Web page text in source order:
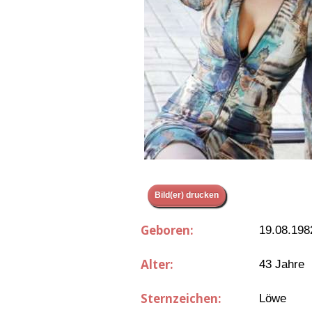
Bild(er) drucken
Geboren:
Alter: 43 Jahre
Sternzeichen: Löwe